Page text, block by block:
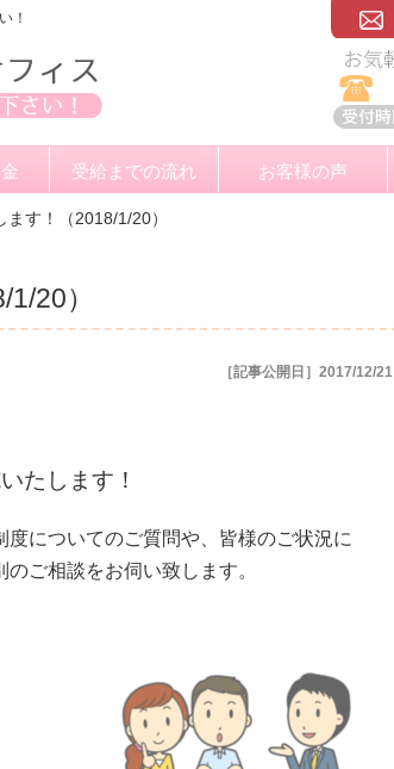
！
受給までの流れ お客様の声
す！（2018/1/20）
20）
［記事公開日］2017/12/21
たします！
についてのご質問や、皆様のご状況に
ご相談をお伺い致します。